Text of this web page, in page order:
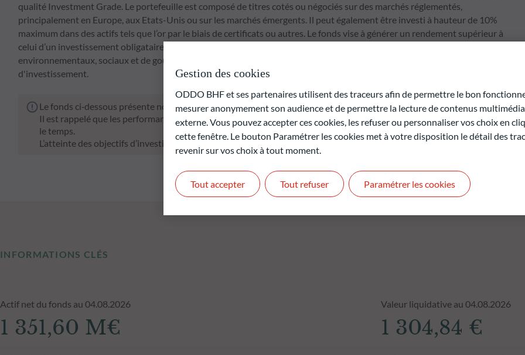
qualité Investment Grade. Le portefeuille est composé de titres cotés ou négociés sur des marchés réglementés,
principalement en Europe, aux Etats-Unis ou sur les marchés émergents. Il peut également être investi à hauteur de 10%
maximum dans des actifs tels que l’or par le biais de certificats ou autres. Le fonds vise à générer un rendement supérieur à
celui d’un investissement obligataire tout en limitant les fluctuations de marché. Dans le même temps, les critères
environnementaux, sociaux et de gouvernance d'entreprise (ESG) sont pleinement pris en compte dans le processus
d'investissement.
Le fonds ci‑dessous présente notamment un risque de perte en capital.
Il est rappelé que les performances passées ne préjugent pas des performances futures et ne sont pas constantes dans
le temps.
L’atteinte des objectifs d’investissement ne peut être garantie.
INFORMATIONS CLÉS
Actif net du fonds au 04.08.2026
1 351,60 M€
Valeur liquidative au 04.08.2026
1 304,84 €
Gestion des cookies
ODDO BHF et ses partenaires utilisent des traceurs afin de permettre le bon
mesurer anonymement son audience et de permettre la lecture de contenus
externe. Vous pouvez accepter ces cookies, les refuser ou personnaliser vos choix en
cette fenêtre. Le bouton Paramétrer les cookies met à votre disposition le détail des
revenir sur vos choix à tout moment.
Tout refuser
Tout accepter Paramétrer les cookies